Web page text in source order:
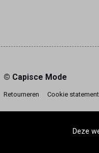
© Capisce Mode
Retourneren Cookie statement
Deze